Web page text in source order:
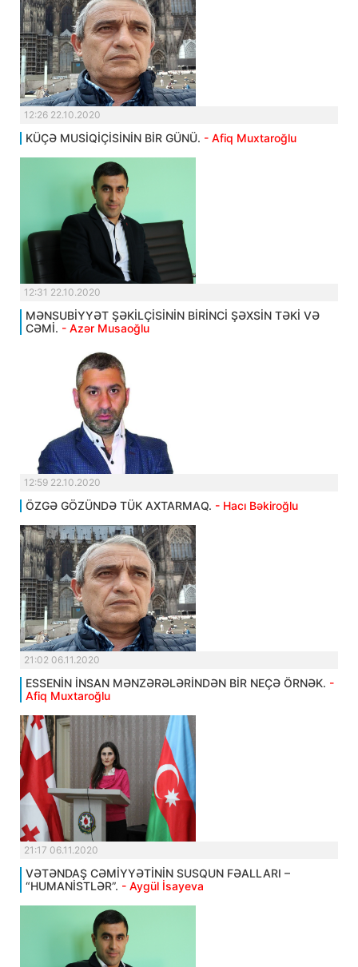
12:26 22.10.2020
KÜÇƏ MUSİQİÇİSİNİN BİR GÜNÜ. - Afiq Muxtaroğlu
12:31 22.10.2020
MƏNSUBİYYƏT ŞƏKİLÇİSİNİN BİRİNCİ ŞƏXSİN TƏKİ VƏ
CƏMİ. - Azər Musaoğlu
12:59 22.10.2020
ÖZGƏ GÖZÜNDƏ TÜK AXTARMAQ. - Hacı Bəkiroğlu
21:02 06.11.2020
ESSENİN İNSAN MƏNZƏRƏLƏRİNDƏN BİR NEÇƏ ÖRNƏK. -
Afiq Muxtaroğlu
21:17 06.11.2020
VƏTƏNDAŞ CƏMİYYƏTİNİN SUSQUN FƏALLARI –
“HUMANİSTLƏR”. - Aygül İsayeva